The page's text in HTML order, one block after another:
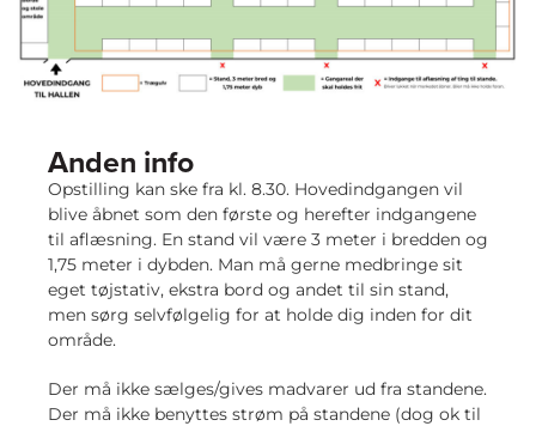
Anden info
Opstilling kan ske fra kl. 8.30. Hovedindgangen vil
blive åbnet som den første og herefter indgangene
til aflæsning. En stand vil være 3 meter i bredden og
1,75 meter i dybden. Man må gerne medbringe sit
eget tøjstativ, ekstra bord og andet til sin stand,
men sørg selvfølgelig for at holde dig inden for dit
område.
Der må ikke sælges/gives madvarer ud fra standene.
Der må ikke benyttes strøm på standene (dog ok til